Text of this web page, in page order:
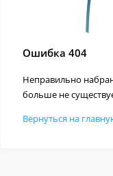
Ошибка 404
Неправильно
больше не
Вернуться на